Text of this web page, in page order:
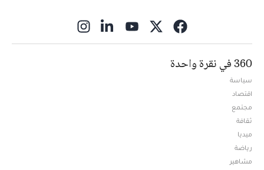
360 في نقرة واحدة
سياسة
اقتصاد
مجتمع
ثقافة
ميديا
رياضة
مشاهير